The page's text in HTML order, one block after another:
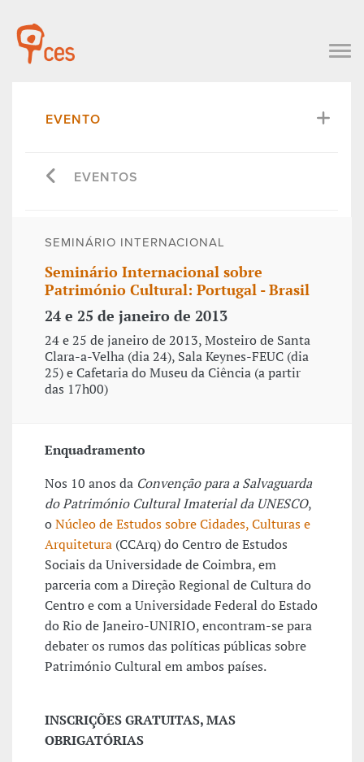
EVENTO
EVENTOS
SEMINÁRIO INTERNACIONAL
Seminário Internacional sobre
Património Cultural: Portugal - Brasil
24 e 25 de janeiro de 2013
24 e 25 de janeiro de 2013, Mosteiro de Santa
Clara-a-Velha (dia 24), Sala Keynes-FEUC (dia
25) e Cafetaria do Museu da Ciência (a partir
das 17h00)
Enquadramento
Nos 10 anos da Convenção para a Salvaguarda
do Património Cultural Imaterial da UNESCO,
oNúcleo de Estudos sobre Cidades, Culturas e
Arquitetura (CCArq) do Centro de Estudos
Sociais da Universidade de Coimbra, em
parceria com a Direção Regional de Cultura do
Centro e com a Universidade Federal do Estado
do Rio de Janeiro-UNIRIO, encontram-se para
debater os rumos das políticas públicas sobre
Património Cultural em ambos países.
INSCRIÇÕES GRATUITAS, MAS
OBRIGATÓRIAS